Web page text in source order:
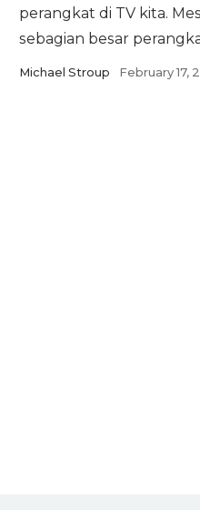
perangkat di TV kita.
sebagian besar
Michael Stroup February 17,